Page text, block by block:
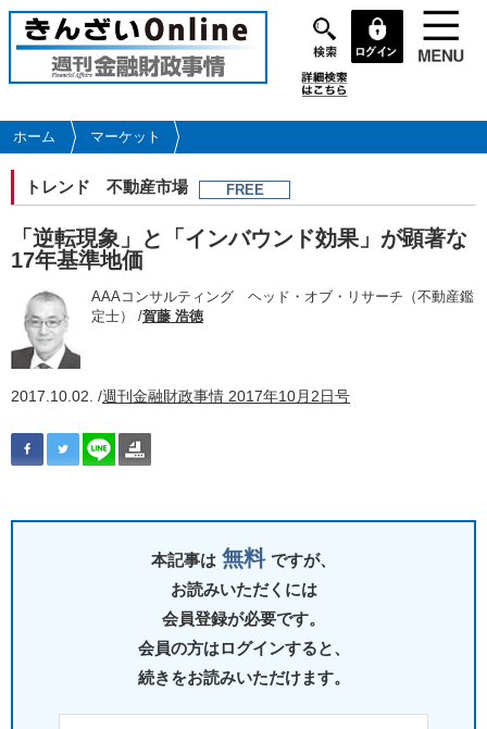
メ
イ
コ
ン
ツ
に
移
動
ホーム マーケット
トレンド 不動産市場 FREE
「逆転現象」と「インバウンド効果」が顕著な
17年基準地価
AAAコンサルティング ヘッド・オブ・リサーチ（不動産鑑
定士） /賀藤 浩徳
2017.10.02. /週刊金融財政事情 2017年10月2日号
本記事は 無料 ですが、
お読みいただくには
会員登録が必要です。
会員の方はログインすると、
続きをお読みいただけます。